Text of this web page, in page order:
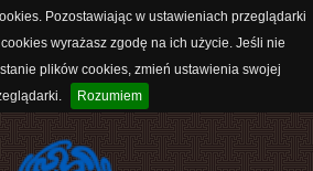
Pozostawiając w ustawieniach przeglądarki
wyrażasz zgodę na ich użycie. Jeśli nie
plików cookies, zmień ustawienia swojej
Rozumiem